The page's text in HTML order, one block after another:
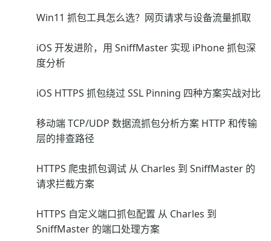
Win11 抓包工具怎么选？网页请求与设备流量抓取
iOS 开发进阶，用 SniffMaster 实现 iPhone 抓包深
度分析
iOS HTTPS 抓包绕过 SSL Pinning 四种方案实战对比
移动端 TCP/UDP 数据流抓包分析方案 HTTP 和传输
层的排查路径
HTTPS 爬虫抓包调试 从 Charles 到 SniffMaster 的
请求拦截方案
HTTPS 自定义端口抓包配置 从 Charles 到
SniffMaster 的端口处理方案